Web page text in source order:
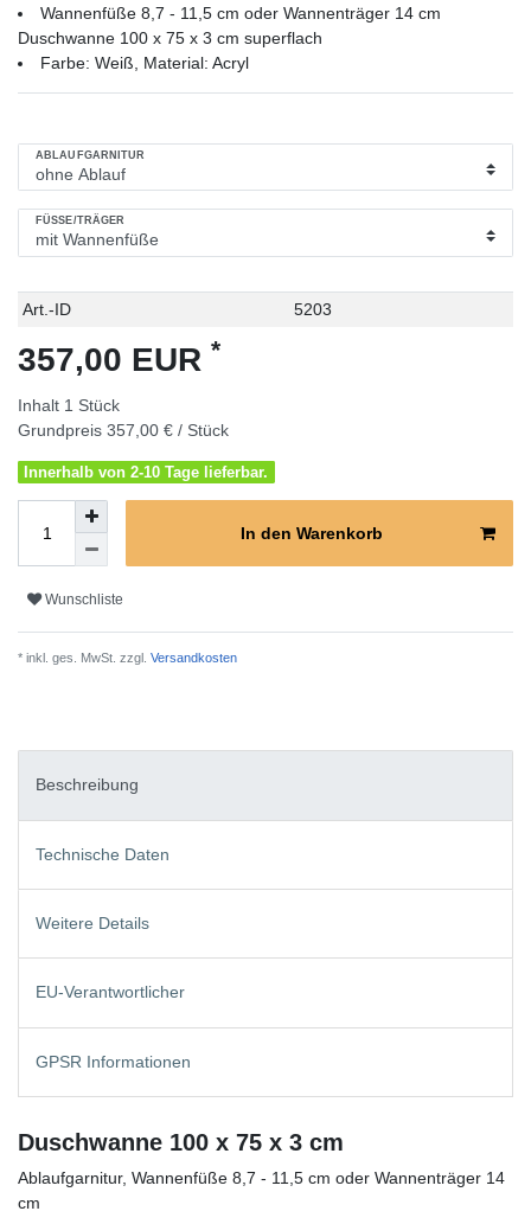
Wannenfüße 8,7 - 11,5 cm oder Wannenträger 14 cm
Duschwanne 100 x 75 x 3 cm superflach
Farbe: Weiß, Material: Acryl
ABLAUFGARNITUR
FÜSSE/TRÄGER
Technisches
Wert
Art.-ID 5203
357,00 EUR *
Inhalt 1 Stück
Grundpreis 357,00 € / Stück
Innerhalb von 2-10 Tage lieferbar.
In den Warenkorb
Wunschliste
* inkl. ges. MwSt. zzgl. Versandkosten
Beschreibung
Technische Daten
Weitere Details
EU-Verantwortlicher
GPSR Informationen
Duschwanne 100 x 75 x 3 cm
Ablaufgarnitur, Wannenfüße 8,7 - 11,5 cm oder Wannenträger 14
cm